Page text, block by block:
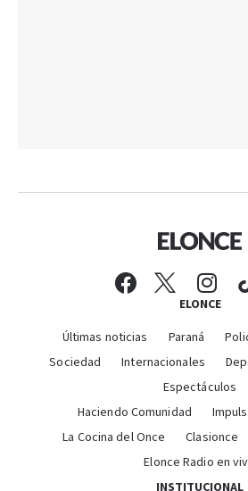
ELONCE
Últimas noticias Paraná
Sociedad
Internacionales
Espectáculos
Haciendo Comunidad
La Cocina del Once
Clasionce
Elonce Radio en
INSTITUCIONAL